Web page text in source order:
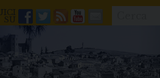
Facebook
Twitter
FeedsYoutube
Mail